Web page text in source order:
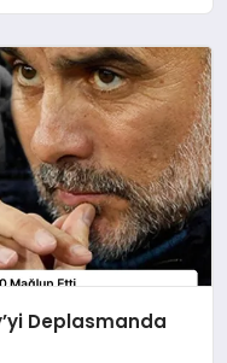
Deplasmanda